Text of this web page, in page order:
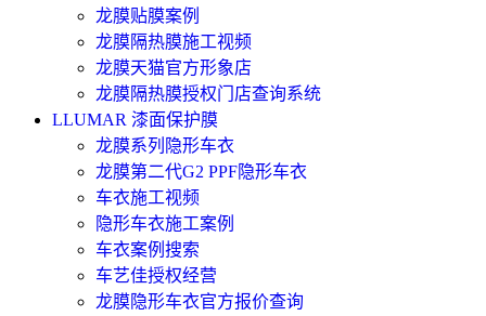
龙膜贴膜案例
龙膜隔热膜施工视频
龙膜天猫官方形象店
龙膜隔热膜授权门店查询系统
LLUMAR 漆面保护膜
龙膜系列隐形车衣
龙膜第二代G2 PPF隐形车衣
车衣施工视频
隐形车衣施工案例
车衣案例搜索
车艺佳授权经营
龙膜隐形车衣官方报价查询